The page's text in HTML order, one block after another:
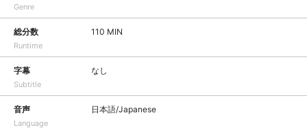
Genre
総分数
Runtime
110 MIN
字幕
Subtitle
なし
音声
Language
日本語/Japanese